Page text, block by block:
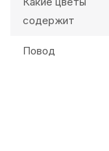
содержит
Повод